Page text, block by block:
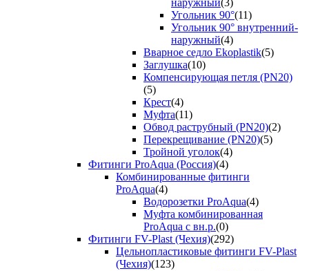
наружный(3)
Угольник 90°(11)
Угольник 90° внутренний-
наружный(4)
Вварное седло Ekoplastik(5)
Заглушка(10)
Компенсирующая петля (PN20)
(5)
Крест(4)
Муфта(11)
Обвод раструбный (PN20)(2)
Перекрещивание (PN20)(5)
Тройной уголок(4)
Фитинги ProAqua (Россия)(4)
Комбинированные фитинги
ProAqua(4)
Водорозетки ProAqua(4)
Муфта комбинированная
ProAqua с вн.р.(0)
Фитинги FV-Plast (Чехия)(292)
Цельнопластиковые фитинги FV-Plast
(Чехия)(123)